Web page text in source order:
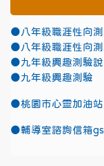
●八年級職涯性向測
●八年級職涯性向測
●九年級興趣測驗說
●九年級興趣測驗
●桃園市心靈加油站
●輔導室諮詢信箱